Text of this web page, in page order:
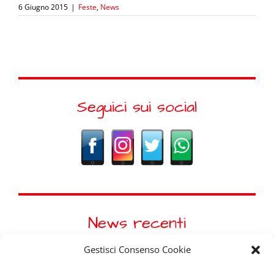
Gestisci Consenso Cookie
6 Giugno 2015 | Feste, News
Seguici sui social
News recenti